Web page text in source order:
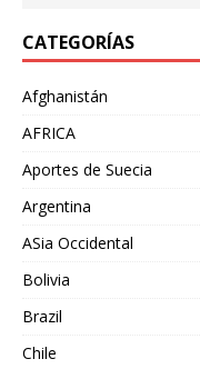
CATEGORÍAS
Afghanistán
AFRICA
Aportes de Suecia
Argentina
ASia Occidental
Bolivia
Brazil
Chile